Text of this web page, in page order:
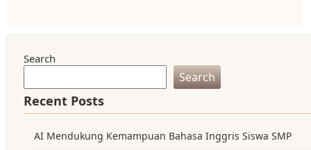
Search
Search
Recent Posts
AI Mendukung Kemampuan Bahasa Inggris Siswa SMP